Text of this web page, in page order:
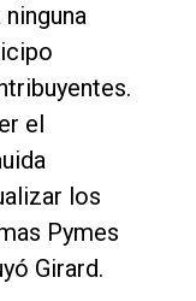
el
los
Pymes
Girard.